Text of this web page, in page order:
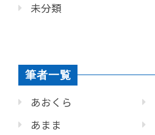
未分類
筆者一覧
あおくら
あまま